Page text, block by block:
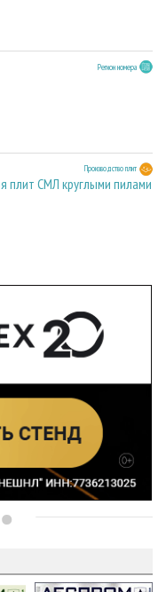
Регион номера
Производство плит
плит СМЛ круглыми пилами